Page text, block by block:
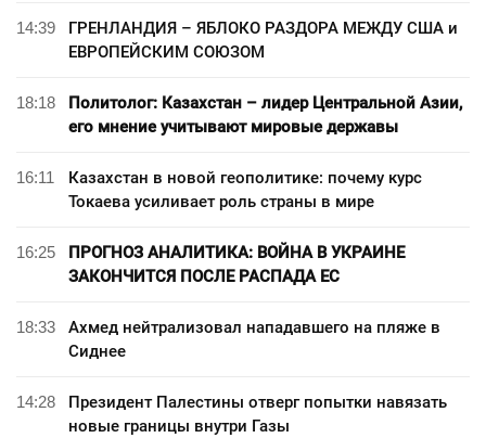
14:39
ГРЕНЛАНДИЯ – ЯБЛОКО РАЗДОРА МЕЖДУ США и
ЕВРОПЕЙСКИМ СОЮЗОМ
18:18
Политолог: Казахстан – лидер Центральной Азии,
его мнение учитывают мировые державы
16:11
Казахстан в новой геополитике: почему курс
Токаева усиливает роль страны в мире
16:25
ПРОГНОЗ АНАЛИТИКА: ВОЙНА В УКРАИНЕ
ЗАКОНЧИТСЯ ПОСЛЕ РАСПАДА ЕС
18:33
Ахмед нейтрализовал нападавшего на пляже в
Сиднее
14:28
Президент Палестины отверг попытки навязать
новые границы внутри Газы